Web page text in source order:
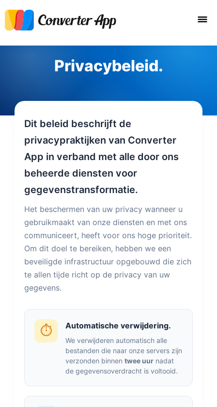
Privacybeleid.
Dit beleid beschrijft de
privacypraktijken van Converter
App in verband met alle door ons
beheerde diensten voor
gegevenstransformatie.
Het beschermen van uw privacy wanneer u
gebruikmaakt van onze diensten en met ons
communiceert, heeft voor ons hoge prioriteit.
Om dit doel te bereiken, hebben we een
beveiligde infrastructuur opgebouwd die zich
te allen tijde richt op de privacy van uw
gegevens.
⏱️ Automatische verwijdering.
We verwijderen automatisch alle
bestanden die naar onze servers zijn
verzonden binnen twee uur nadat
de gegevensoverdracht is voltooid.